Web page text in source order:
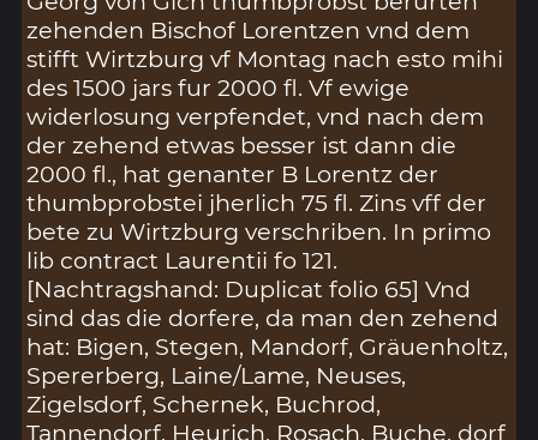
zehenden Bischof Lorentzen vnd dem
stifft Wirtzburg vf Montag nach esto mihi
des 1500 jars fur 2000 fl. Vf ewige
widerlosung verpfendet, vnd nach dem
der zehend etwas besser ist dann die
2000 fl., hat genanter B Lorentz der
thumbprobstei jherlich 75 fl. Zins vff der
bete zu Wirtzburg verschriben. In primo
lib contract Laurentii fo 121.
[Nachtragshand: Duplicat folio 65] Vnd
sind das die dorfere, da man den zehend
hat: Bigen, Stegen, Mandorf, Gräuenholtz,
Spererberg, Laine/Lame, Neuses,
Zigelsdorf, Schernek, Buchrod,
Tannendorf, Heurich, Rosach, Buche, dorf